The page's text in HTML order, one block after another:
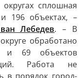
сплошная
196 объектах, –
Лебедев. – В
обработано
и 69 объектов
Работа не